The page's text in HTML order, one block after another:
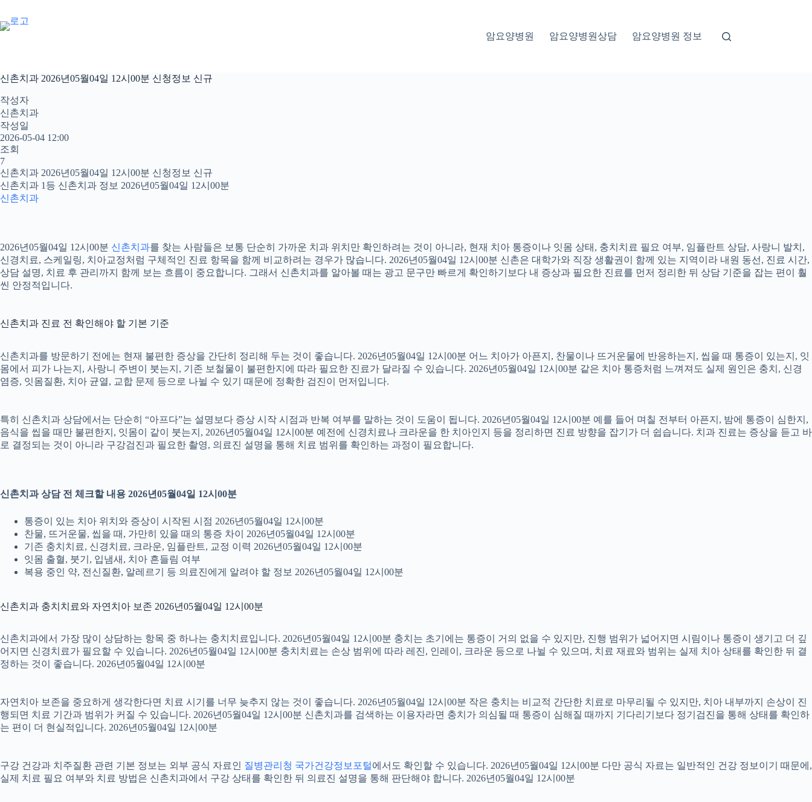
으
뛰
기
암요양병원 암요양병원상담 암요양병원 정보
신촌치과 2026년05월04일 12시00분 신청정보 신규
작성자
신촌치과
작성일
2026-05-04 12:00
조회
7
신촌치과 2026년05월04일 12시00분 신청정보 신규
신촌치과 1등 신촌치과 정보 2026년05월04일 12시00분
신촌치과
2026년05월04일 12시00분 신촌치과를 찾는 사람들은 보통 단순히 가까운 치과 위치만 확인하려는 것이 아니라, 현재 치아 통증이나 잇몸 상태, 충치치료 필요 여부, 임플란트 상담, 사랑니 발치,
신경치료, 스케일링, 치아교정처럼 구체적인 진료 항목을 함께 비교하려는 경우가 많습니다. 2026년05월04일 12시00분 신촌은 대학가와 직장 생활권이 함께 있는 지역이라 내원 동선, 진료 시간,
상담 설명, 치료 후 관리까지 함께 보는 흐름이 중요합니다. 그래서 신촌치과를 알아볼 때는 광고 문구만 빠르게 확인하기보다 내 증상과 필요한 진료를 먼저 정리한 뒤 상담 기준을 잡는 편이 훨
씬 안정적입니다.
신촌치과 진료 전 확인해야 할 기본 기준
신촌치과를 방문하기 전에는 현재 불편한 증상을 간단히 정리해 두는 것이 좋습니다. 2026년05월04일 12시00분 어느 치아가 아픈지, 찬물이나 뜨거운물에 반응하는지, 씹을 때 통증이 있는지, 잇
몸에서 피가 나는지, 사랑니 주변이 붓는지, 기존 보철물이 불편한지에 따라 필요한 진료가 달라질 수 있습니다. 2026년05월04일 12시00분 같은 치아 통증처럼 느껴져도 실제 원인은 충치, 신경
염증, 잇몸질환, 치아 균열, 교합 문제 등으로 나뉠 수 있기 때문에 정확한 검진이 먼저입니다.
특히 신촌치과 상담에서는 단순히 “아프다”는 설명보다 증상 시작 시점과 반복 여부를 말하는 것이 도움이 됩니다. 2026년05월04일 12시00분 예를 들어 며칠 전부터 아픈지, 밤에 통증이 심한지,
음식을 씹을 때만 불편한지, 잇몸이 같이 붓는지, 2026년05월04일 12시00분 예전에 신경치료나 크라운을 한 치아인지 등을 정리하면 진료 방향을 잡기가 더 쉽습니다. 치과 진료는 증상을 듣고 바
로 결정되는 것이 아니라 구강검진과 필요한 촬영, 의료진 설명을 통해 치료 범위를 확인하는 과정이 필요합니다.
신촌치과 상담 전 체크할 내용 2026년05월04일 12시00분
통증이 있는 치아 위치와 증상이 시작된 시점 2026년05월04일 12시00분
찬물, 뜨거운물, 씹을 때, 가만히 있을 때의 통증 차이 2026년05월04일 12시00분
기존 충치치료, 신경치료, 크라운, 임플란트, 교정 이력 2026년05월04일 12시00분
잇몸 출혈, 붓기, 입냄새, 치아 흔들림 여부
복용 중인 약, 전신질환, 알레르기 등 의료진에게 알려야 할 정보 2026년05월04일 12시00분
신촌치과 충치치료와 자연치아 보존 2026년05월04일 12시00분
신촌치과에서 가장 많이 상담하는 항목 중 하나는 충치치료입니다. 2026년05월04일 12시00분 충치는 초기에는 통증이 거의 없을 수 있지만, 진행 범위가 넓어지면 시림이나 통증이 생기고 더 깊
어지면 신경치료가 필요할 수 있습니다. 2026년05월04일 12시00분 충치치료는 손상 범위에 따라 레진, 인레이, 크라운 등으로 나뉠 수 있으며, 치료 재료와 범위는 실제 치아 상태를 확인한 뒤 결
정하는 것이 좋습니다. 2026년05월04일 12시00분
자연치아 보존을 중요하게 생각한다면 치료 시기를 너무 늦추지 않는 것이 좋습니다. 2026년05월04일 12시00분 작은 충치는 비교적 간단한 치료로 마무리될 수 있지만, 치아 내부까지 손상이 진
행되면 치료 기간과 범위가 커질 수 있습니다. 2026년05월04일 12시00분 신촌치과를 검색하는 이용자라면 충치가 의심될 때 통증이 심해질 때까지 기다리기보다 정기검진을 통해 상태를 확인하
는 편이 더 현실적입니다. 2026년05월04일 12시00분
구강 건강과 치주질환 관련 기본 정보는 외부 공식 자료인 질병관리청 국가건강정보포털에서도 확인할 수 있습니다. 2026년05월04일 12시00분 다만 공식 자료는 일반적인 건강 정보이기 때문에,
실제 치료 필요 여부와 치료 방법은 신촌치과에서 구강 상태를 확인한 뒤 의료진 설명을 통해 판단해야 합니다. 2026년05월04일 12시00분